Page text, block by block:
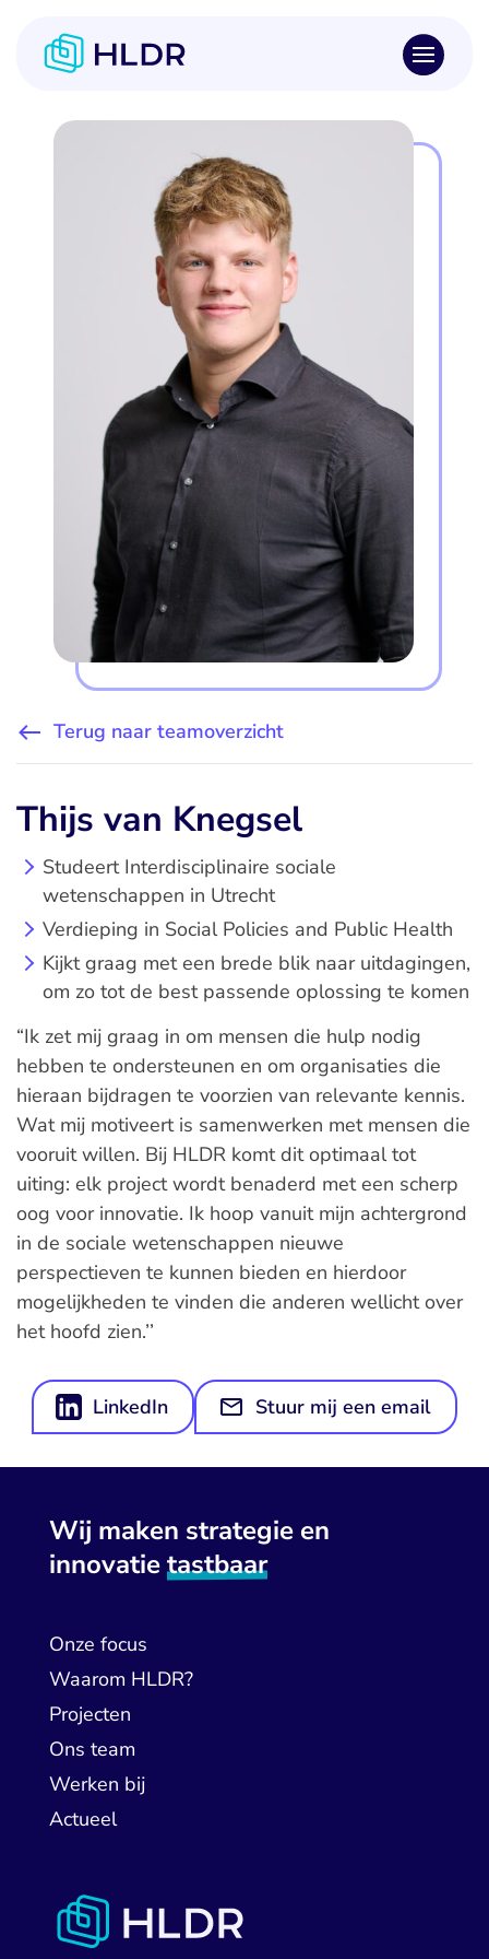
Terug naar teamoverzicht
Thijs van Knegsel
Studeert Interdisciplinaire sociale
wetenschappen in Utrecht
Verdieping in Social Policies and Public Health
Kijkt graag met een brede blik naar uitdagingen,
om zo tot de best passende oplossing te komen
“Ik zet mij graag in om mensen die hulp nodig
hebben te ondersteunen en om organisaties die
hieraan bijdragen te voorzien van relevante kennis.
Wat mij motiveert is samenwerken met mensen die
vooruit willen. Bij HLDR komt dit optimaal tot
uiting: elk project wordt benaderd met een scherp
oog voor innovatie. Ik hoop vanuit mijn achtergrond
in de sociale wetenschappen nieuwe
perspectieven te kunnen bieden en hierdoor
mogelijkheden te vinden die anderen wellicht over
het hoofd zien.’’
LinkedIn Stuur mij een email
Wij maken strategie en
innovatietastbaar
Onze focus
Waarom HLDR?
Projecten
Ons team
Werken bij
Actueel